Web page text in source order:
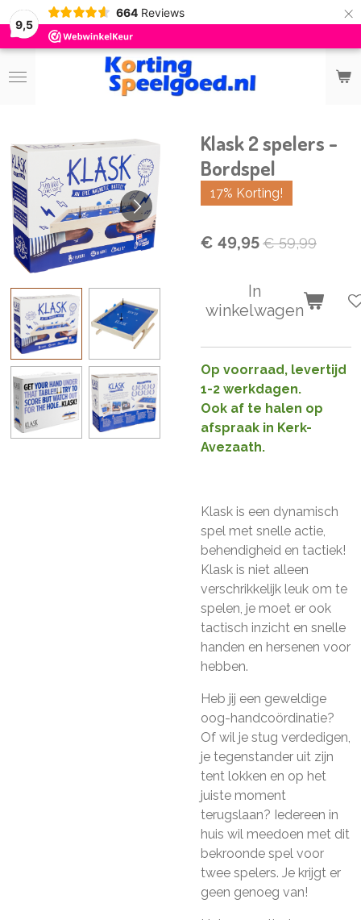
9,5
664 Reviews ×
Klask 2 spelers -
Bordspel
17% Korting!
€ 49,95€ 59,99
In
winkelwagen
Op voorraad, levertijd
1-2 werkdagen.
Ook af te halen op
afspraak in Kerk-
Avezaath.
Klask is een dynamisch
spel met snelle actie,
behendigheid en tactiek!
Klask is niet alleen
verschrikkelijk leuk om te
spelen, je moet er ook
tactisch inzicht en snelle
handen en hersenen voor
hebben.
Heb jij een geweldige
oog-handcoördinatie?
Of wil je stug verdedigen,
je tegenstander uit zijn
tent lokken en op het
juiste moment
terugslaan? Iedereen in
huis wil meedoen met dit
bekroonde spel voor
twee spelers. Je krijgt er
geen genoeg van!